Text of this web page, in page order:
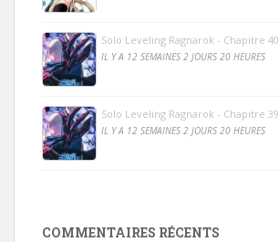
Solo Leveling Ragnarok - Chapitre 40
IL Y A 12 SEMAINES 2 JOURS 20 HEURES
Solo Leveling Ragnarok - Chapitre 39
IL Y A 12 SEMAINES 2 JOURS 20 HEURES
COMMENTAIRES RÉCENTS